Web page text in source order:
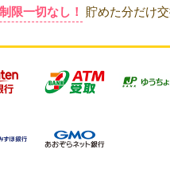
限一切なし！
貯めた分だけ